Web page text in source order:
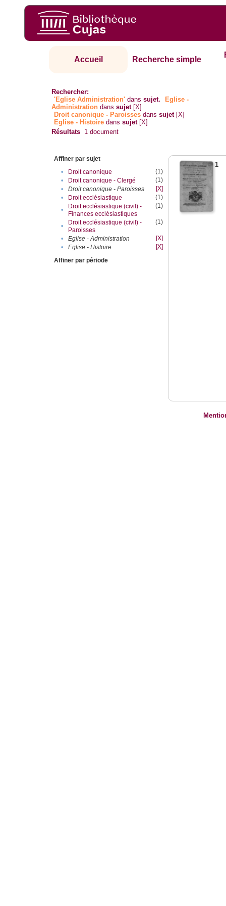
Accueil Recherche simple
Rechercher:
'Eglise Administration' danssujet.
Eglise -
Administration danssujet [X]
Droit canonique - Paroisses danssujet [X]
Eglise - Histoire danssujet [X]
Résultats 1 document
Affiner par sujet
•
Droit canonique
(1)
•
Droit canonique - Clergé
(1)
•
Droit canonique - Paroisses
[X]
•
Droit ecclésiastique
(1)
•
Droit ecclésiastique (civil) -
Finances ecclésiastiques
(1)
•
Droit ecclésiastique (civil) -
Paroisses
(1)
• Eglise - Administration
[X]
•
Eglise - Histoire
[X]
Affiner par période
1